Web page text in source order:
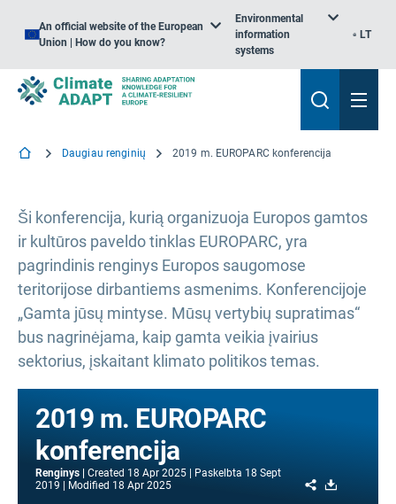
An official website of the European
Union | How do you know?
Environmental
information
systems
LT
Daugiau renginių 2019 m. EUROPARC konferencija
Ši konferencija, kurią organizuoja Europos gamtos
ir kultūros paveldo tinklas EUROPARC, yra
pagrindinis renginys Europos saugomose
teritorijose dirbantiems asmenims. Konferencijoje
„Gamta jūsų mintyse. Mūsų vertybių supratimas“
bus nagrinėjama, kaip gamta veikia įvairius
sektorius, įskaitant klimato politikos temas.
2019 m. EUROPARC
konferencija
Renginys Created 18 Apr 2025 Paskelbta 18 Sept
2019
Modified 18 Apr 2025 Share